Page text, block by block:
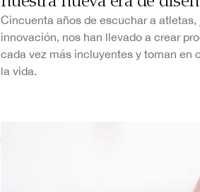
Cincuenta años de escuchar a
innovación, nos han llevado a crear
cada vez más incluyentes y toman en
la vida.